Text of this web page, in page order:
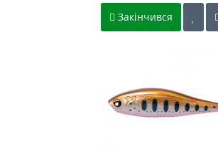
Закінчився